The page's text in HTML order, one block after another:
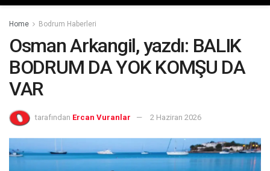
Home Bodrum Haberleri
Osman Arkangil, yazdı: BALIK
BODRUM DA YOK KOMŞU DA
VAR
tarafından Ercan Vuranlar 2 Haziran 2026